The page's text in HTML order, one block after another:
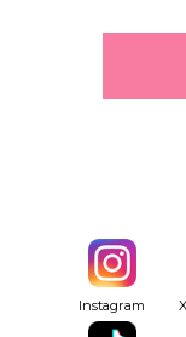
Instagram